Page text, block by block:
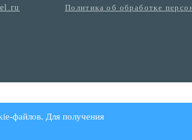
Политика об обработке
файлов. Для получения